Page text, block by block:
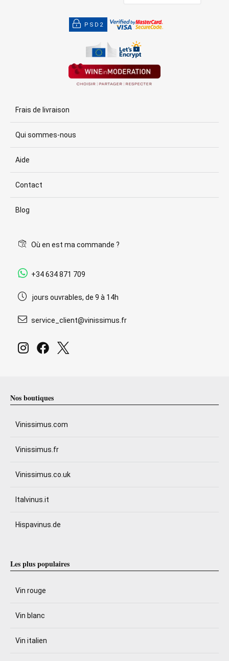
PSD2
Frais de livraison
Qui sommes-nous
Aide
Contact
Blog
Où en est ma commande ?
+34 634 871 709
jours ouvrables, de 9 à 14h
service_client@vinissimus.fr
Nos boutiques
Vinissimus.com
Vinissimus.fr
Vinissimus.co.uk
Italvinus.it
Hispavinus.de
Les plus populaires
Vin rouge
Vin blanc
Vin italien